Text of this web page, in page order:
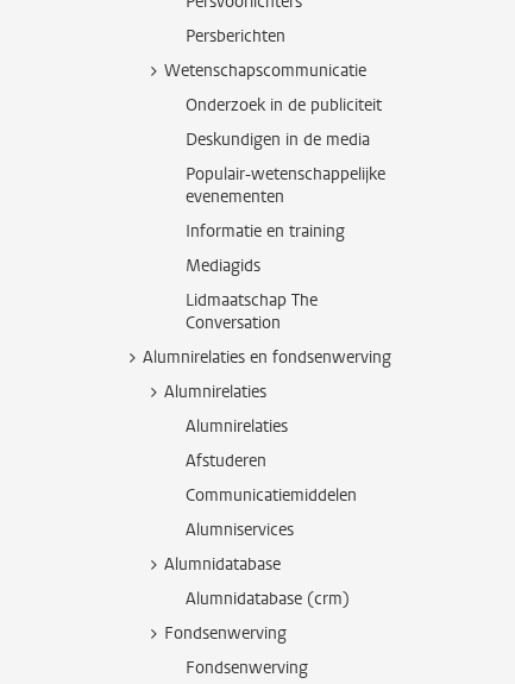
Persberichten
Wetenschapscommunicatie
Onderzoek in de publiciteit
Deskundigen in de media
Populair-wetenschappelijke
evenementen
Informatie en training
Mediagids
Lidmaatschap The
Conversation
Alumnirelaties en fondsenwerving
Alumnirelaties
Alumnirelaties
Afstuderen
Communicatiemiddelen
Alumniservices
Alumnidatabase
Alumnidatabase (crm)
Fondsenwerving
Fondsenwerving